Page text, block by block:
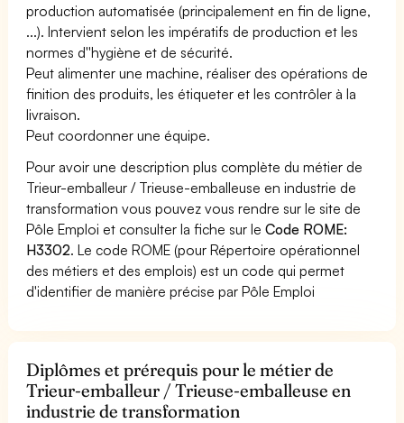
production automatisée (principalement en fin de ligne,
...). Intervient selon les impératifs de production et les
normes d''hygiène et de sécurité.
Peut alimenter une machine, réaliser des opérations de
finition des produits, les étiqueter et les contrôler à la
livraison.
Peut coordonner une équipe.
Pour avoir une description plus complète du métier de
Trieur-emballeur / Trieuse-emballeuse en industrie de
transformation vous pouvez vous rendre sur le site de
Pôle Emploi et consulter la fiche sur leCode ROME:
H3302. Le code ROME (pour Répertoire opérationnel
des métiers et des emplois) est un code qui permet
d'identifier de manière précise par Pôle Emploi
Diplômes et prérequis pour le métier de
Trieur-emballeur / Trieuse-emballeuse en
industrie de transformation